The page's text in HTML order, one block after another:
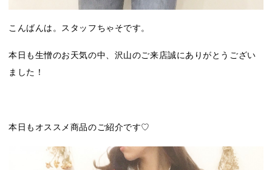
こんばんは。スタッフちゃそです。
本日も生憎のお天気の中、沢山のご来店誠にありがとうござい
ました！
本日もオススメ商品のご紹介です♡